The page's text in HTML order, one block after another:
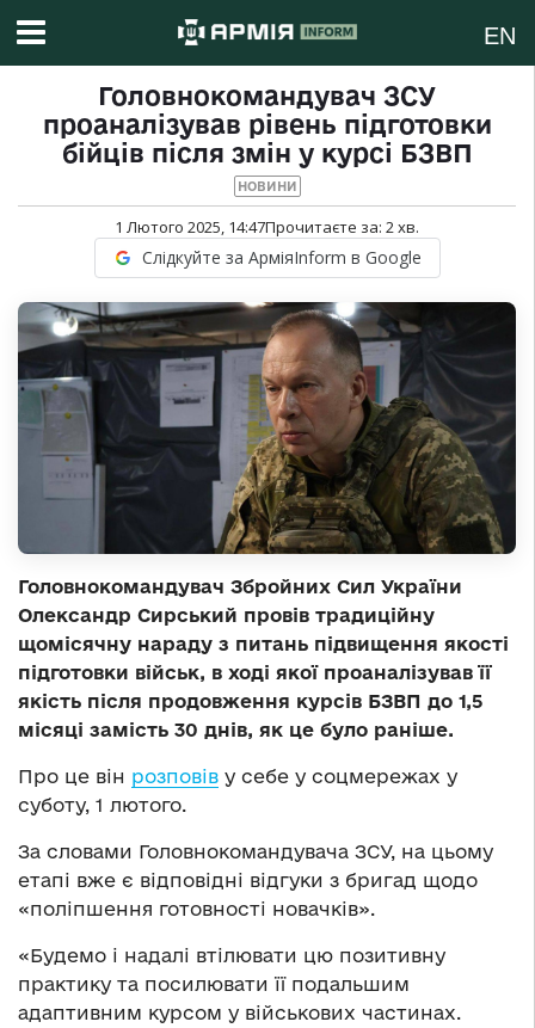
EN
Головнокомандувач ЗСУ
проаналізував рівень підготовки
бійців після змін у курсі БЗВП
НОВИНИ
1 Лютого 2025, 14:47Прочитаєте за: 2хв.
Слідкуйте за АрміяInform в Google
Головнокомандувач Збройних Сил України
Олександр Сирський провів традиційну
щомісячну нараду з питань підвищення якості
підготовки військ, в ході якої проаналізував її
якість після продовження курсів БЗВП до 1,5
місяці замість 30 днів, як це було раніше.
Про це він розповів у себе у соцмережах у
суботу, 1 лютого.
За словами Головнокомандувача ЗСУ, на цьому
етапі вже є відповідні відгуки з бригад щодо
«поліпшення готовності новачків».
«Будемо і надалі втілювати цю позитивну
практику та посилювати її подальшим
адаптивним курсом у військових частинах.